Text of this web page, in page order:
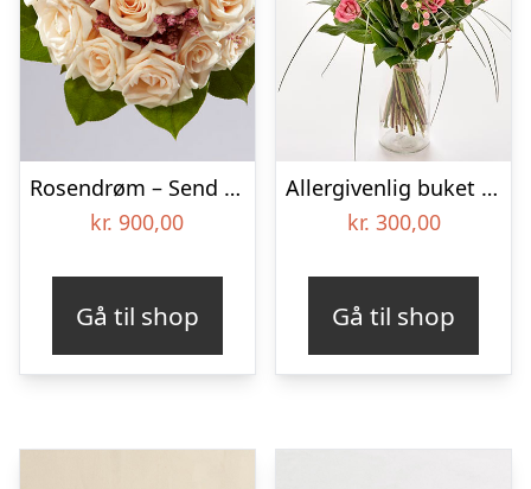
Rosendrøm – Send blomster med Bloomit
kr. 900,00
Gå til shop
Allergivenlig buket – Send blomster med Bloomit
kr. 300,00
Gå til shop